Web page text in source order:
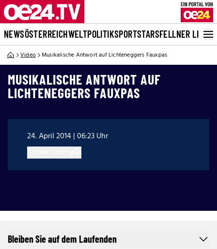
NEWSÖSTERREICHWELTPOLITIKSPORTSTARSFELLNER LIVE
Video Musikalische Antwort auf Lichteneggers Fauxpas
MUSIKALISCHE ANTWORT AUF
LICHTENEGGERS FAUXPAS
24. April 2014 | 06:23 Uhr
Bleiben Sie auf dem Laufenden